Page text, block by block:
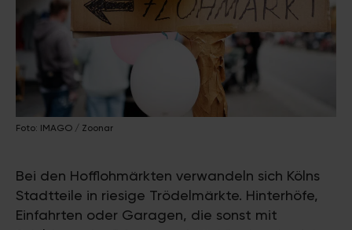
Foto: IMAGO / Zoonar
Bei den Hofflohmärkten verwandeln sich Kölns
Stadtteile in riesige Trödelmärkte. Hinterhöfe,
Einfahrten oder Garagen, die sonst mit